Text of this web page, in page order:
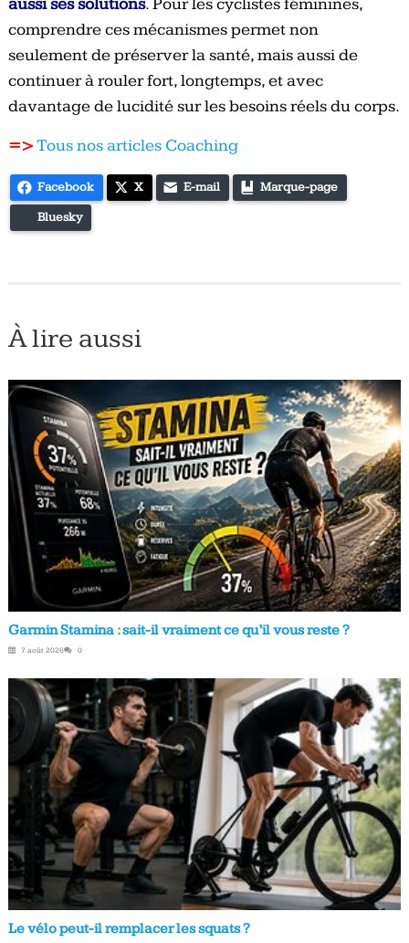
comprendre ces mécanismes permet non
seulement de préserver la santé, mais aussi de
continuer à rouler fort, longtemps, et avec
davantage de lucidité sur les besoins réels du corps.
=>Tous nos articles Coaching
Facebook X E-mail Marque-page
Bluesky
À lire aussi
Garmin Stamina : sait-il vraiment ce qu’il vous reste ?
7 août 2026 0
Le vélo peut-il remplacer les squats ?